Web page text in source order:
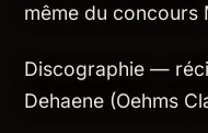
même du concours
Discographie —
Dehaene (Oehms